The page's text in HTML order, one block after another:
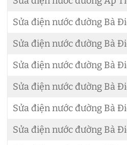
Sửa điện nước đường Bà
Sửa điện nước đường Bà
Sửa điện nước đường Bà
Sửa điện nước đường Bà
Sửa điện nước đường Bà
Sửa điện nước đường Bà